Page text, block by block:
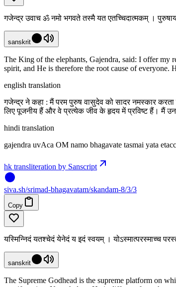
गजेन्द्र उवाच ॐ नमो भगवते तस्मै यत एतच्चिदात्मकम् ।
sanskrit
The King of the elephants, Gajendra, said: I offer my
spirit, and He is therefore the root cause of
english translation
गजेन्द्र ने कहा : मैं परम पुरुष वासुदेव को सादर नमस्कार
लिए पूजनीय हैं और वे प्रत्येक जीव के हृदय में प्रविष्ट हैं। मैं
hindi translation
gajendra uvAca OM namo bhagavate tasmai yata
hk transliteration by Sanscript
siva.sh/srimad-bhagavatam/skandam-8/3/3
Copy
यस्मिन्निदं यतश्चेदं येनेदं य इदं स्वयम् । योऽस्मात्परस्माच्च
sanskrit
The Supreme Godhead is the supreme platform on